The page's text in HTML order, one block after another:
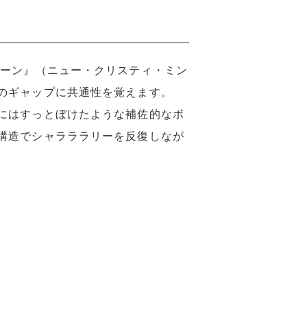
ン』（ニュー・クリスティ・ミン
ャップに共通性を覚えます。
はすっとぼけたような補佐的なボ
造でシャラララリーを反復しなが